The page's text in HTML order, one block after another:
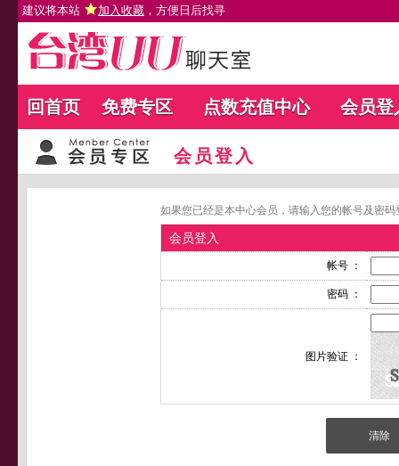
建议将本站 加入收藏 ，方便日后找寻
回首页 免费专区 点数充值中心 会员登
会员登入
如果您已经是本中心会员，请输入您的帐号及密
会员登入
帐号 ：
密码 ：
图片验证 ：